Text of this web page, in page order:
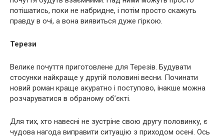
потішатись, поки не набридне, і потім просто скажуть
правду в очі, а вона виявиться дуже гіркою.
Терези
Велике почуття приготовлене для Терезів. Будувати
стосунки найкраще у другій половині весни. Починати
новий роман краще акуратно і поступово, інакше можна
розчаруватися в обраному об’єкті.
Для тих, хто навесні не зустріне свою другу половинку, є
чудова нагода виправити ситуацію з приходом осені. Ось